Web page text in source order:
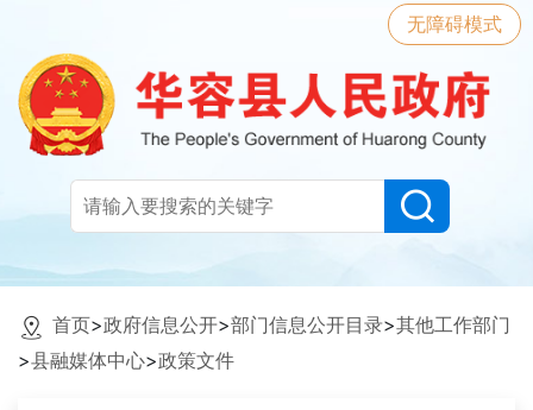
无障碍模式
首页>政府信息公开>部门信息公开目录>其他工作部门
>县融媒体中心>政策文件